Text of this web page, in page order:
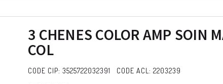
3 CHENES COLOR AMP SOIN
COL
CODE CIP: 3525722032391 CODE ACL: 2203239